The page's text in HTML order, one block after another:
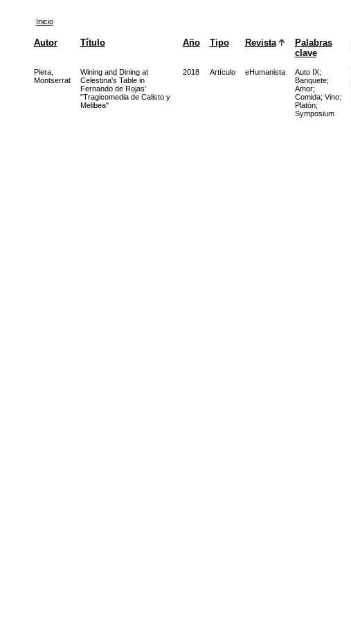
Inicio
Autor Título Año Tipo Revista
Palabras
clave
Piera,
Montserrat
Wining and Dining at
Celestina's Table in
Fernando de Rojas'
"Tragicomedia de Calisto y
Melibea"
2018 Artículo eHumanista Auto IX;
Banquete;
Amor;
Comida; Vino;
Platón;
Symposium